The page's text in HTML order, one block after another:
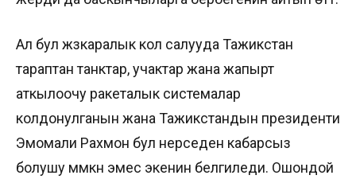
Ал бул жүзүкаралык кол салууда Тажикстан
тараптан танктар, учактар жана жапырт
аткылоочу ракеталык системалар
колдонулганын жана Тажикстандын президенти
Эмомали Рахмон бул нерседен кабарсыз
болушу мүмкүн эмес экенин белгиледи. Ошондой